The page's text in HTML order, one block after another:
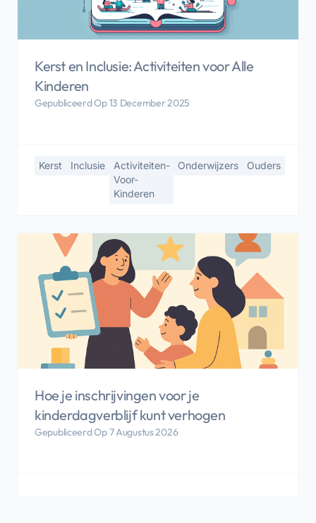
Kerst en Inclusie: Activiteiten voor Alle
Kinderen
Gepubliceerd Op 13 December 2025
Kerst Inclusie
Activiteiten-
Voor-
Kinderen
Onderwijzers Ouders
Hoe je inschrijvingen voor je
kinderdagverblijf kunt verhogen
Gepubliceerd Op 7 Augustus 2026